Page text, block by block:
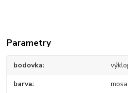
Parametry
bodovka
barva